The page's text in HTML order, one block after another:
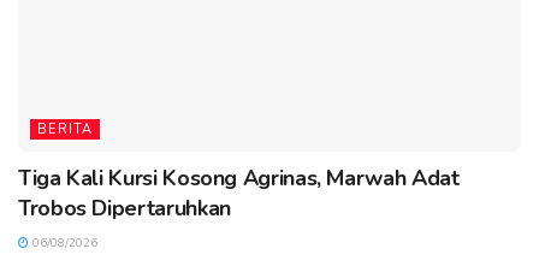
BERITA
Tiga Kali Kursi Kosong Agrinas, Marwah Adat
Trobos Dipertaruhkan
06/08/2026